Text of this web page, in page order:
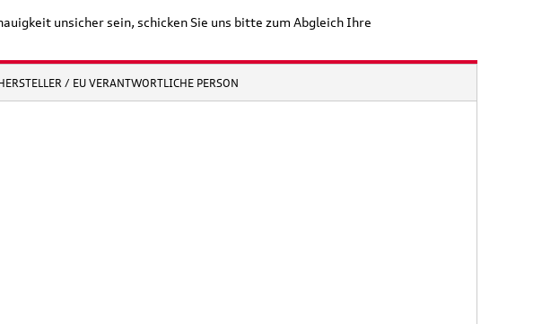
unsicher sein, schicken Sie uns bitte zum Abgleich Ihre
/ EU VERANTWORTLICHE PERSON